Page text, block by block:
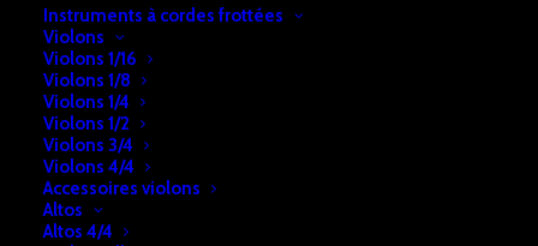
Instruments à cordes frottées
Violons
Violons 1/16
Violons 1/8
Violons 1/4
Violons 1/2
Violons 3/4
Violons 4/4
Accessoires violons
Altos
Altos 4/4
€39,00
En stock
quantité
de
Gomez